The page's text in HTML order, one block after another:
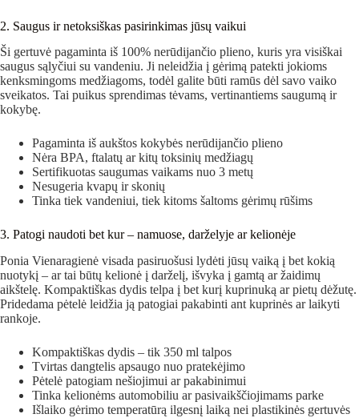
2. Saugus ir netoksiškas pasirinkimas jūsų vaikui
Ši gertuvė pagaminta iš 100% nerūdijančio plieno, kuris yra visiškai
saugus sąlyčiui su vandeniu. Ji neleidžia į gėrimą patekti jokioms
kenksmingoms medžiagoms, todėl galite būti ramūs dėl savo vaiko
sveikatos. Tai puikus sprendimas tėvams, vertinantiems saugumą ir
kokybę.
Pagaminta iš aukštos kokybės nerūdijančio plieno
Nėra BPA, ftalatų ar kitų toksinių medžiagų
Sertifikuotas saugumas vaikams nuo 3 metų
Nesugeria kvapų ir skonių
Tinka tiek vandeniui, tiek kitoms šaltoms gėrimų rūšims
3. Patogi naudoti bet kur – namuose, darželyje ar kelionėje
Ponia Vienaragienė visada pasiruošusi lydėti jūsų vaiką į bet kokią
nuotykį – ar tai būtų kelionė į darželį, išvyka į gamtą ar žaidimų
aikštelę. Kompaktiškas dydis telpa į bet kurį kuprinuką ar pietų dėžutę.
Pridedama pėtelė leidžia ją patogiai pakabinti ant kuprinės ar laikyti
rankoje.
Kompaktiškas dydis – tik 350 ml talpos
Tvirtas dangtelis apsaugo nuo pratekėjimo
Pėtelė patogiam nešiojimui ar pakabinimui
Tinka kelionėms automobiliu ar pasivaikščiojimams parke
Išlaiko gėrimo temperatūrą ilgesnį laiką nei plastikinės gertuvės